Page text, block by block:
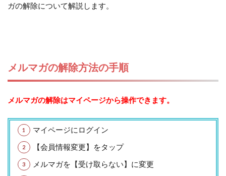
ガの解除について解説します。
メルマガの解除方法の手順
メルマガの解除はマイページから操作できます。
マイページにログイン
【会員情報変更】をタップ
メルマガを【受け取らない】に変更